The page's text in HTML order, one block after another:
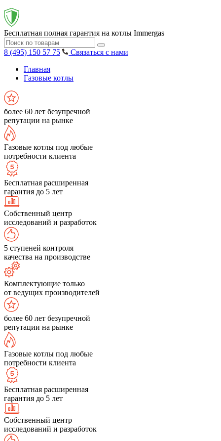
Бесплатная полная гарантия на котлы Immergas
8 (495) 150 57 75
Связаться с нами
Главная
Газовые котлы
более 60 лет безупречной
репутации на рынке
Газовые котлы под любые
потребности клиента
Бесплатная расширенная
гарантия до 5 лет
Собственный центр
исследований и разработок
5 ступеней контроля
качества на производстве
Комплектующие только
от ведущих производителей
более 60 лет безупречной
репутации на рынке
Газовые котлы под любые
потребности клиента
Бесплатная расширенная
гарантия до 5 лет
Собственный центр
исследований и разработок